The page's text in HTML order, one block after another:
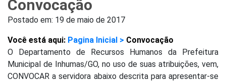
Convocação
Postado em: 19 de maio de 2017
Você está aqui: Pagina Inicial > Convocação
O Departamento de Recursos Humanos da Prefeitura
Municipal de Inhumas/GO, no uso de suas atribuições, vem,
CONVOCAR a servidora abaixo descrita para apresentar-se